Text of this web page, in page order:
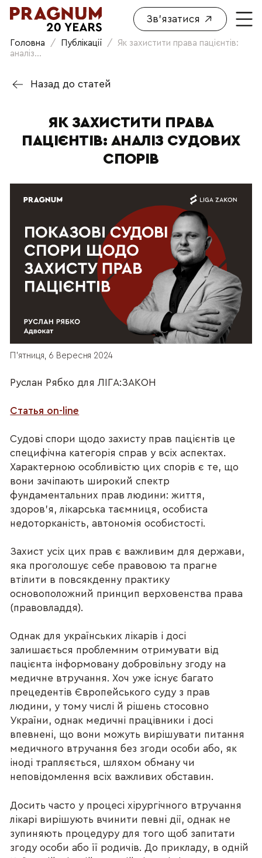
Зв'язатися
Головна / Публікації /
Як захистити права пацієнтів:
аналіз...
Назад до статей
ЯК ЗАХИСТИТИ ПРАВА
ПАЦІЄНТІВ: АНАЛІЗ СУДОВИХ
СПОРІВ
П’ятниця, 6 Вересня 2024
Руслан Рябко для ЛІГА:ЗАКОН
Статья on-line
Судові спори щодо захисту прав пацієнтів це
специфічна категорія справ у всіх аспектах.
Характерною особливістю цих спорів є те, що
вони зачіпають широкий спектр
фундаментальних прав людини: життя,
здоров'я, лікарська таємниця, особиста
недоторканість, автономія особистості.
Захист усіх цих прав є важливим для держави,
яка проголошує себе правовою та прагне
втілити в повсякденну практику
основоположний принцип верховенства права
(правовладдя).
Однак для українських лікарів і досі
залишається проблемним отримувати від
пацієнта інформовану добровільну згоду на
медичне втручання. Хоч уже існує багато
прецедентів Європейського суду з прав
людини, у тому числі й рішень стосовно
України, однак медичні працівники і досі
впевнені, що вони можуть вирішувати питання
медичного втручання без згоди особи або, як
іноді трапляється, шляхом обману чи
неповідомлення всіх важливих обставин.
Досить часто у процесі хірургічного втручання
лікарі вирішують вчинити певні дії, однак не
зупиняють процедуру для того щоб запитати
згоду особи або її родичів. До прикладу, в одній